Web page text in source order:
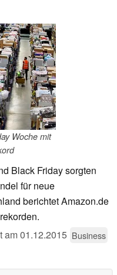
Woche mit
Black Friday sorgten
für neue
berichtet Amazon.de
am01.12.2015 Business